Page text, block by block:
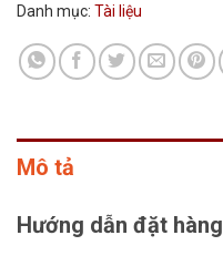
Danh mục: Tài liệu
Mô tả
Hướng dẫn đặt hàng